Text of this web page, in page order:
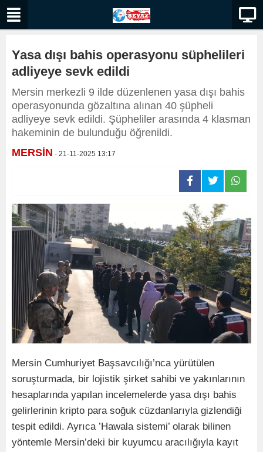
Yasa dışı bahis operasyonu süphelileri
adliyeye sevk edildi
Mersin merkezli 9 ilde düzenlenen yasa dışı bahis
operasyonunda gözaltına alınan 40 şüpheli
adliyeye sevk edildi. Şüpheliler arasında 4 klasman
hakeminin de bulunduğu öğrenildi.
MERSİN - 21-11-2025 13:17
Mersin Cumhuriyet Başsavcılığı’nca yürütülen
soruşturmada, bir lojistik şirket sahibi ve yakınlarının
hesaplarında yapılan incelemelerde yasa dışı bahis
gelirlerinin kripto para soğuk cüzdanlarıyla gizlendiği
tespit edildi. Ayrıca ’Hawala sistemi’ olarak bilinen
yöntemle Mersin’deki bir kuyumcu aracılığıyla kayıt